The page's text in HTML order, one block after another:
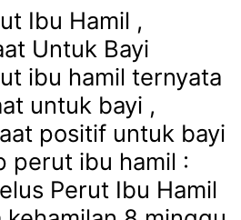
Ibu Hamil ,
Untuk Bayi
ibu hamil ternyata
untuk bayi ,
positif untuk bayi
perut ibu hamil :
Perut Ibu Hamil